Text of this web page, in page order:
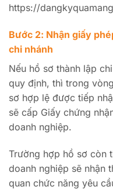
https://
Bước 2: Nhận giấy
chi nhánh
Nếu hồ sơ thành lập
quy định, thì trong
sơ hợp lệ được tiếp
sẽ cấp Giấy chứng
doanh nghiệp.
Trường hợp hồ sơ còn
doanh nghiệp sẽ nhận
quan chức năng yêu